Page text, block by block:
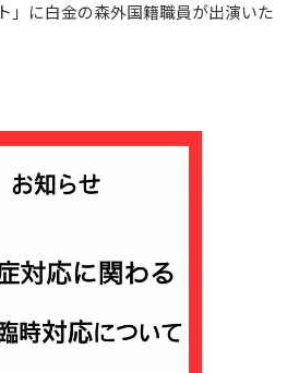
」に白金の森外国籍職員が出演いた